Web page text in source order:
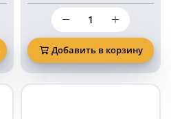
Количество
товара
Светодиодная
фара
27
Ватт
круглая
Добавить в корзину